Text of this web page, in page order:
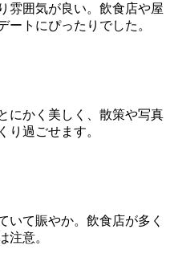
雰囲気が良い。飲食店や屋
ートにぴったりでした。
にかく美しく、散策や写真
り過ごせます。
いて賑やか。飲食店が多く
注意。